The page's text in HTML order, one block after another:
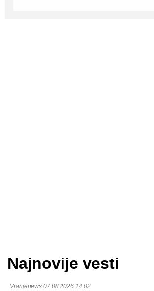
Najnovije vesti
Vranjenews 07.08.2026 14:02